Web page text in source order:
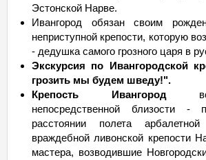
Эстонской Нарве.
Ивангород обязан своим
неприступной крепости, которую
- дедушка самого грозного царя в
Экскурсия по Ивангородской
грозить мы будем шведу!".
Крепость Ивангород
непосредственной близости -
расстоянии полета
враждебной ливонской крепости
мастера, возводившие